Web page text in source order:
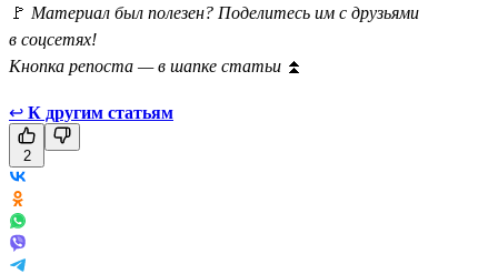
🚩 Материал был полезен? Поделитесь им с друзьями
в соцсетях!
Кнопка репоста — в шапке статьи ⏫
↩ К другим статьям
2